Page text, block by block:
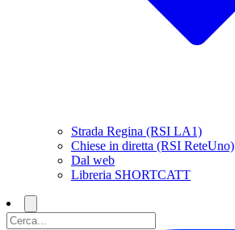
Strada Regina (RSI LA1)
Chiese in diretta (RSI ReteUno)
Dal web
Libreria SHORTCATT